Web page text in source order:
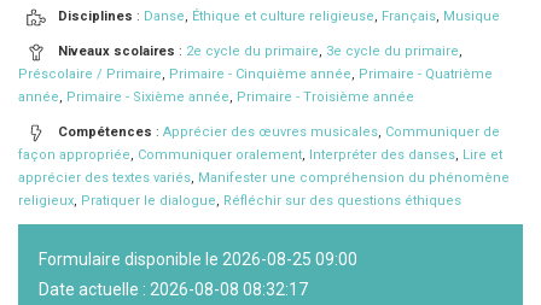
Disciplines : Danse, Éthique et culture religieuse, Français, Musique
Niveaux scolaires : 2e cycle du primaire, 3e cycle du primaire,
Préscolaire / Primaire, Primaire - Cinquième année, Primaire - Quatrième
année, Primaire - Sixième année, Primaire - Troisième année
Compétences : Apprécier des œuvres musicales, Communiquer de
façon appropriée, Communiquer oralement, Interpréter des danses, Lire et
apprécier des textes variés, Manifester une compréhension du phénomène
religieux, Pratiquer le dialogue, Réfléchir sur des questions éthiques
Formulaire disponible le 2026-08-25 09:00
Date actuelle : 2026-08-08 08:32:17